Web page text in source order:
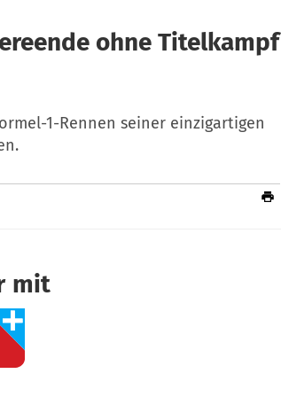
ohne Titelkampf
1-Rennen seiner einzigartigen